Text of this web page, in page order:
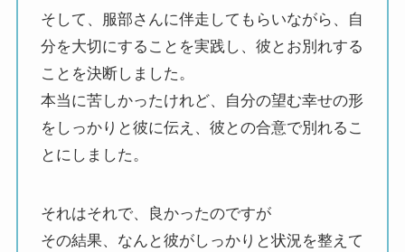
そして、服部さんに伴走してもらいながら、自
分を大切にすることを実践し、彼とお別れする
ことを決断しました。
本当に苦しかったけれど、自分の望む幸せの形
をしっかりと彼に伝え、彼との合意で別れるこ
とにしました。
それはそれで、良かったのですが
その結果、なんと彼がしっかりと状況を整えて